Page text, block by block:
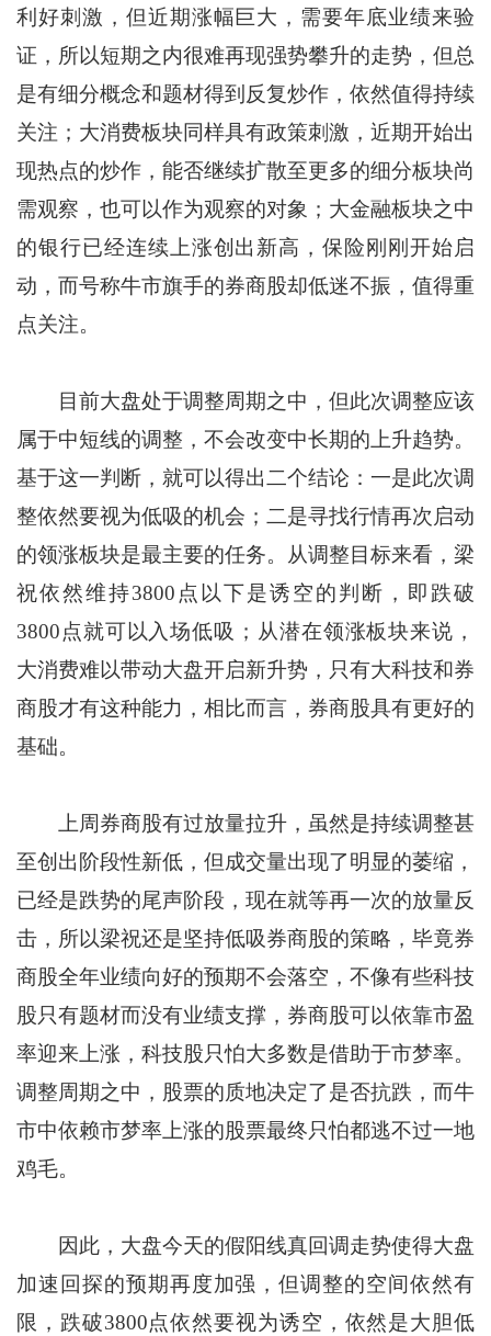
利好刺激，但近期涨幅巨大，需要年底业绩来验
证，所以短期之内很难再现强势攀升的走势，但总
是有细分概念和题材得到反复炒作，依然值得持续
关注；大消费板块同样具有政策刺激，近期开始出
现热点的炒作，能否继续扩散至更多的细分板块尚
需观察，也可以作为观察的对象；大金融板块之中
的银行已经连续上涨创出新高，保险刚刚开始启
动，而号称牛市旗手的券商股却低迷不振，值得重
点关注。
目前大盘处于调整周期之中，但此次调整应该
属于中短线的调整，不会改变中长期的上升趋势。
基于这一判断，就可以得出二个结论：一是此次调
整依然要视为低吸的机会；二是寻找行情再次启动
的领涨板块是最主要的任务。从调整目标来看，梁
祝依然维持3800点以下是诱空的判断，即跌破
3800点就可以入场低吸；从潜在领涨板块来说，
大消费难以带动大盘开启新升势，只有大科技和券
商股才有这种能力，相比而言，券商股具有更好的
基础。
上周券商股有过放量拉升，虽然是持续调整甚
至创出阶段性新低，但成交量出现了明显的萎缩，
已经是跌势的尾声阶段，现在就等再一次的放量反
击，所以梁祝还是坚持低吸券商股的策略，毕竟券
商股全年业绩向好的预期不会落空，不像有些科技
股只有题材而没有业绩支撑，券商股可以依靠市盈
率迎来上涨，科技股只怕大多数是借助于市梦率。
调整周期之中，股票的质地决定了是否抗跌，而牛
市中依赖市梦率上涨的股票最终只怕都逃不过一地
鸡毛。
因此，大盘今天的假阳线真回调走势使得大盘
加速回探的预期再度加强，但调整的空间依然有
限，跌破3800点依然要视为诱空，依然是大胆低